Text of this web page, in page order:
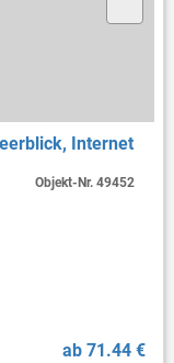
Internet
ab 71.44 €
Objekt-Nr.49452